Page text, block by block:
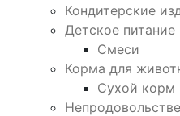
Кондитерские
Детское питание
Смеси
Корма для
Сухой корм